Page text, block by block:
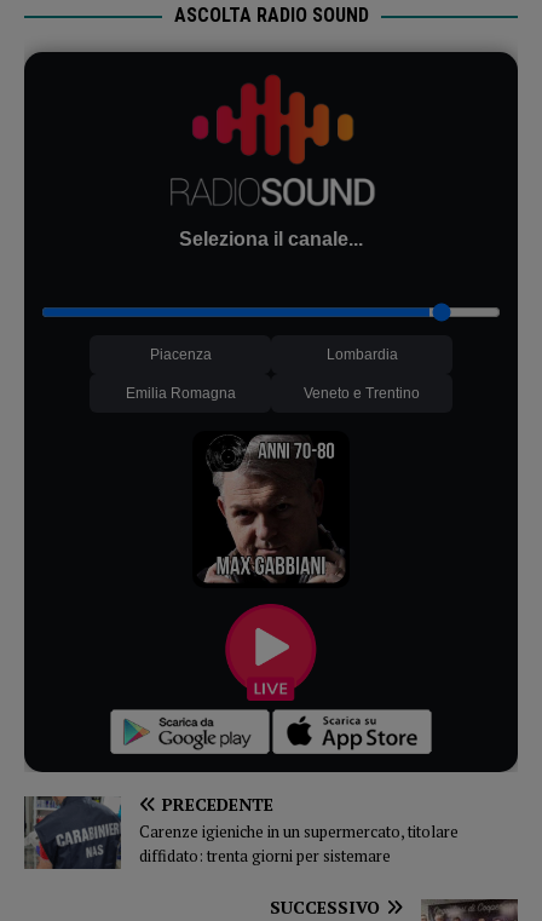
ASCOLTA RADIO SOUND
Seleziona il canale...
Piacenza Lombardia
Emilia Romagna Veneto e Trentino
PRECEDENTE
Carenze igieniche in un supermercato, titolare
diffidato: trenta giorni per sistemare
SUCCESSIVO